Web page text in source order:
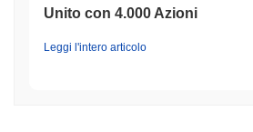
Unito con 4.000 Azioni
Leggi l'intero articolo